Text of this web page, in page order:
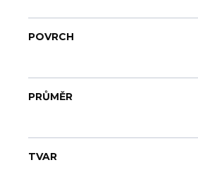
POVRCH
PRŮMĚR
TVAR